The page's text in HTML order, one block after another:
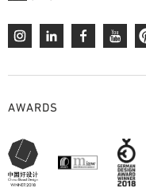
AWARDS